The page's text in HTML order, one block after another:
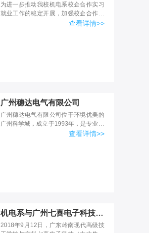
为进一步推动我校机电系校企合作实习
就业工作的稳定开展，加强校企合作示
范建设，促进学校与企业的沟通协调，
查看详情>>
广州穗达电气有限公司
广州穗达电气有限公司位于环境优美的
广州科学城，成立于1993年，是专业生
产高、低压电气产品的中外合资企业。
查看详情>>
机电系与广州七喜电子科技有限公司举行校企合作实习基地授牌仪式
2018年9月12日，广东岭南现代高级技